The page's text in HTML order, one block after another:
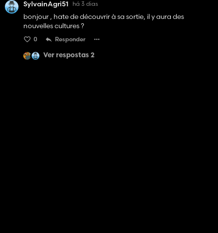
SylvainAgri51 há 3 dias
bonjour , hate de découvrir à sa sortie, il y aura des
nouvelles cultures ?
0 Responder
Ver respostas 2